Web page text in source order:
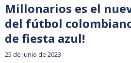
Millonarios es el
del fútbol
de fiesta azul!
25 de junio de 2023